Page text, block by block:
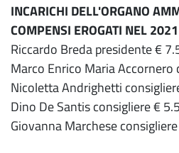
INCARICHI DELL'ORGANO
COMPENSI EROGATI NEL 2021
Riccardo Breda presidente €
Marco Enrico Maria
Nicoletta Andrighetti
Dino De Santis consigliere €
Giovanna Marchese